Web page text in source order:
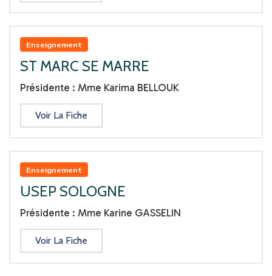
Enseignement
ST MARC SE MARRE
Présidente : Mme Karima BELLOUK
Voir La Fiche
Enseignement
USEP SOLOGNE
Présidente : Mme Karine GASSELIN
Voir La Fiche